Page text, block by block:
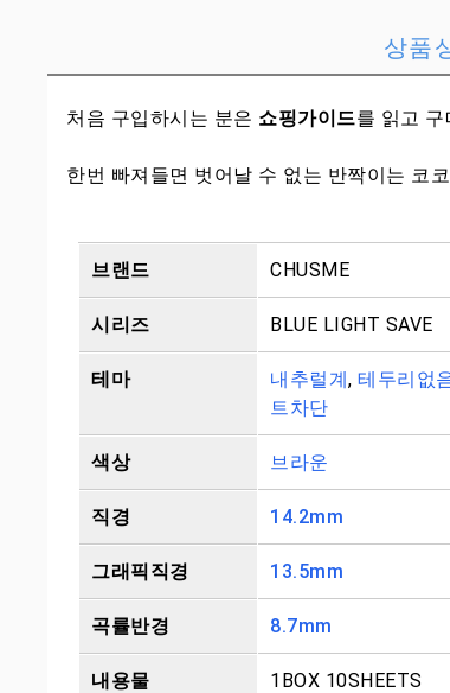
상품
처음 구입하시는 분은 쇼핑가이드를 읽고
한번 빠져들면 벗어날 수 없는 반짝이는 코
브랜드 CHUSME
시리즈 BLUE LIGHT SAVE
테마 내추럴계, 테두리없
트차단
색상 브라운
직경 14.2mm
그래픽직경 13.5mm
곡률반경 8.7mm
내용물 1BOX 10SHEETS